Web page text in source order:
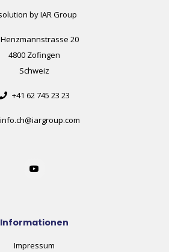
by IAR Group
Henzmannstrasse 20
4800 Zofingen
Schweiz
+41 62 745 23 23
info.ch@iargroup.com
Informationen
Impressum